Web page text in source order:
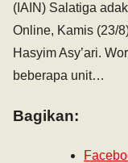
(IAIN) Salatiga
Online, Kamis (23/
Hasyim Asy’ari.
beberapa unit…
Bagikan: